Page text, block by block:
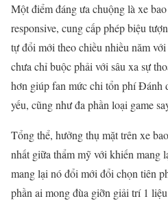
Một điểm đáng ưa chuộng là xe
responsive, cung cấp phép biệu
tự đổi mới theo chiều nhiều năm
chưa chỉ buộc phải với sâu xa sự
hơn giúp fan mức chi tổn phí Đánh
yếu, cũng như đa phần loại game
Tổng thể, hưởng thụ mặt trên xe
nhất giữa thẩm mỹ với khiến mang
mang lại nó đổi mới đổi chọn tiên
phần ai mong đùa giỡn giải trí 1